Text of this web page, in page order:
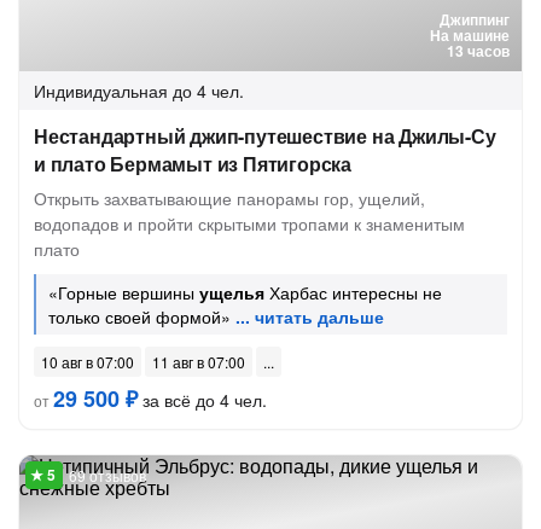
Джиппинг
На машине
13 часов
Индивидуальная до 4 чел.
Нестандартный джип-путешествие на Джилы-Су
и плато Бермамыт из Пятигорска
Открыть захватывающие панорамы гор, ущелий,
водопадов и пройти скрытыми тропами к знаменитым
плато
«Горные вершины ущелья Харбас интересны не
только своей формой»
10 авг в 07:00
11 авг в 07:00
от29 500 ₽за всё до 4 чел.
69 отзывов